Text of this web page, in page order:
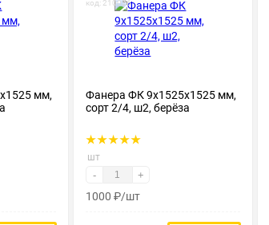
мм,
код: 210026
Фанера ФК 9х1525х1525 мм,
сорт 2/4, ш2, берёза
шт
- +
1000 ₽/шт